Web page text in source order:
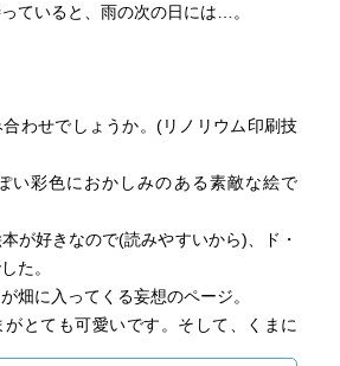
ていると、雨の次の日には…。
わせでしょうか。(リノリウム印刷技
い彩色におかしみのある素敵な絵で
が好きなので(読みやすいから)、ド・
た。
畑に入ってくる妄想のページ。
とても可愛いです。そして、くまに